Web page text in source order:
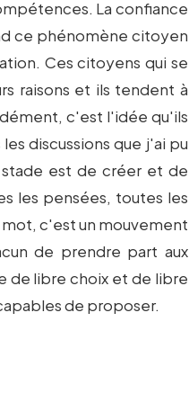
La confiance
ce phénomène citoyen
Ces citoyens qui se
raisons et ils tendent à
c'est l'idée qu'ils
discussions que j'ai pu
est de créer et de
les pensées, toutes les
c'est un mouvement
de prendre part aux
de libre choix et de libre
de proposer.